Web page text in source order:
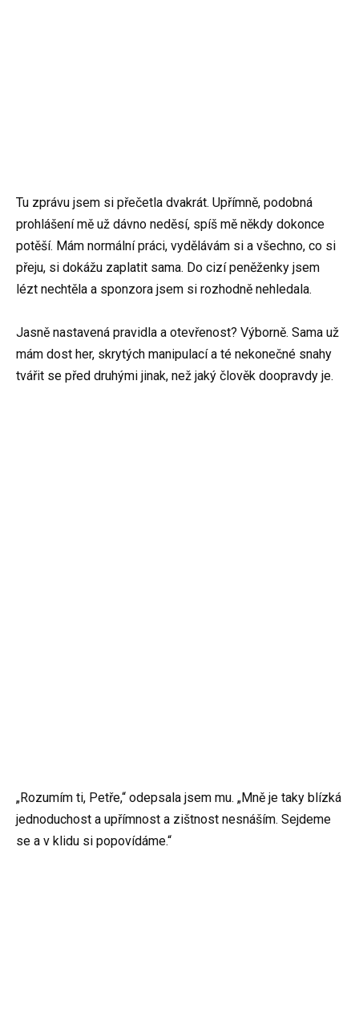
Tu zprávu jsem si přečetla dvakrát. Upřímně, podobná
prohlášení mě už dávno neděsí, spíš mě někdy dokonce
potěší. Mám normální práci, vydělávám si a všechno, co si
přeju, si dokážu zaplatit sama. Do cizí peněženky jsem
lézt nechtěla a sponzora jsem si rozhodně nehledala.
Jasně nastavená pravidla a otevřenost? Výborně. Sama už
mám dost her, skrytých manipulací a té nekonečné snahy
tvářit se před druhými jinak, než jaký člověk doopravdy je.
„Rozumím ti, Petře,“ odepsala jsem mu. „Mně je taky blízká
jednoduchost a upřímnost a zištnost nesnáším. Sejdeme
se a v klidu si popovídáme.“